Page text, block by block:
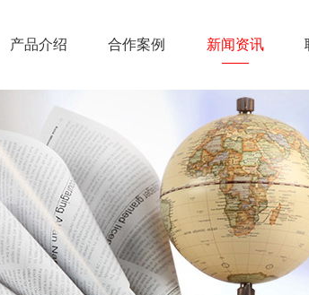
产品介绍 合作案例 新闻资讯